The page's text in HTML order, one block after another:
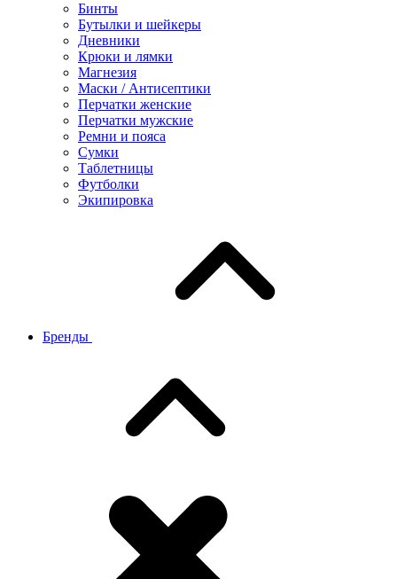
Бинты
Бутылки и шейкеры
Дневники
Крюки и лямки
Магнезия
Маски / Антисептики
Перчатки женские
Перчатки мужские
Ремни и пояса
Сумки
Таблетницы
Футболки
Экипировка
Бренды